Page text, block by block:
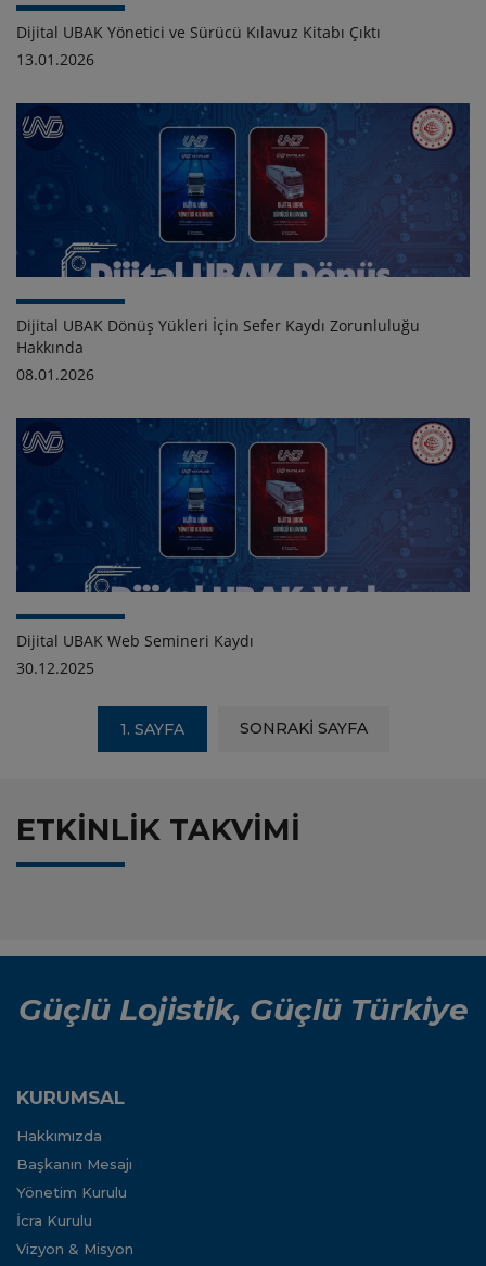
Dijital UBAK Yönetici ve Sürücü Kılavuz Kitabı Çıktı
13.01.2026
Dijital UBAK Dönüş Yükleri İçin Sefer Kaydı Zorunluluğu
Hakkında
08.01.2026
Dijital UBAK Web Semineri Kaydı
30.12.2025
1. SAYFA SONRAKİ SAYFA
ETKİNLİK TAKVİMİ
Güçlü Lojistik, Güçlü Türkiye
KURUMSAL
Hakkımızda
Başkanın Mesajı
Yönetim Kurulu
İcra Kurulu
Vizyon & Misyon